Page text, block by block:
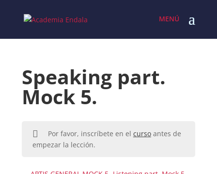
content
Speaking part.
Mock 5.
Por favor, inscríbete en el cursoantes de
empezar la lección.